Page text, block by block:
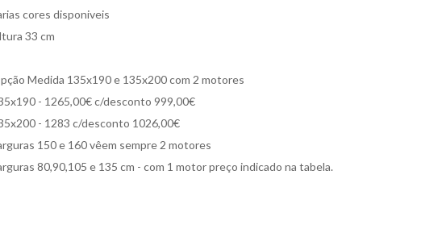
cores disponiveis
33 cm
Medida 135x190 e 135x200 com 2 motores
- 1265,00€ c/desconto 999,00€
- 1283 c/desconto 1026,00€
150 e 160 vêem sempre 2 motores
80,90,105 e 135 cm - com 1 motor preço indicado na tabela.